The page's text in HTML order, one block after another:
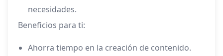
necesidades.
Beneficios para ti:
Ahorra tiempo en la creación de contenido.